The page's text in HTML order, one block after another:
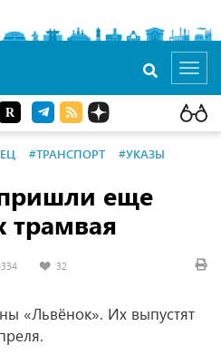
#ТРАНСПОРТ
#УКАЗЫ
еще
трамвая
32
«Львёнок». Их выпустят